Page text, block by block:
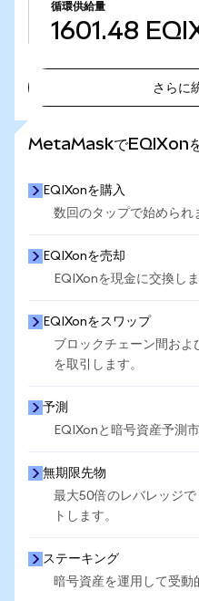
循環供給量
1601.48
さらに
MetaMaskでEQIXonを
EQIXonを購入
数回のタップで始められ
EQIXonを売却
EQIXonを現金に交換しま
EQIXonをスワップ
ブロックチェーン間およ
を取引します。
予測
EQIXonと暗号資産予測
無期限先物
最大50倍のレバレッジ
トします。
ステーキング
暗号資産を運用して受動